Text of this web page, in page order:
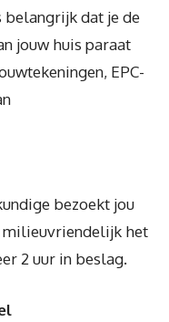
belangrijk dat je de
jouw huis paraat
EPC-
bezoekt jou
het
2 uur in beslag.